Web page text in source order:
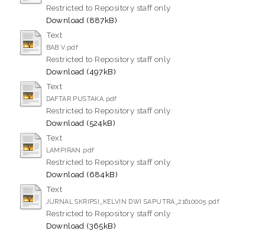
Restricted to Repository staff only
Download (887kB)
Text
BAB V.pdf
Restricted to Repository staff only
Download (497kB)
Text
DAFTAR PUSTAKA.pdf
Restricted to Repository staff only
Download (524kB)
Text
LAMPIRAN.pdf
Restricted to Repository staff only
Download (684kB)
Text
JURNAL SKRIPSI_KELVIN DWI SAPUTRA_21610005.pdf
Restricted to Repository staff only
Download (365kB)